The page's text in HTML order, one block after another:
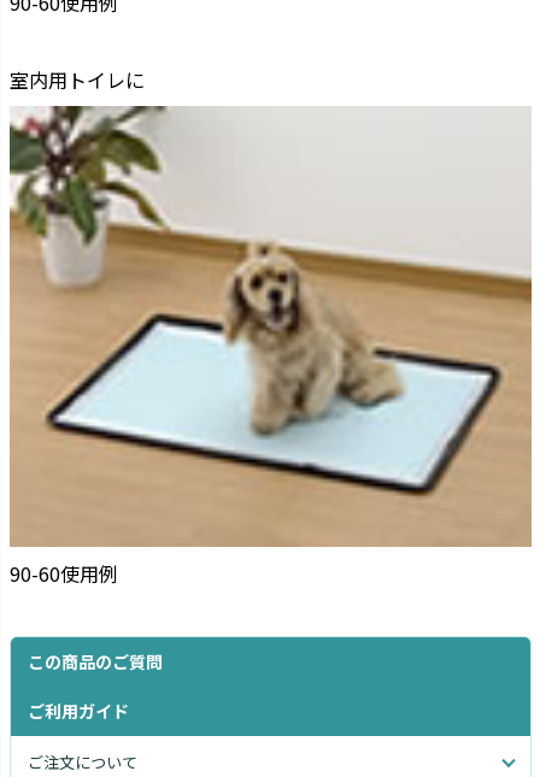
室内用トイレに
90-60使用例
この商品のご質問
ご利用ガイド
ご注文について